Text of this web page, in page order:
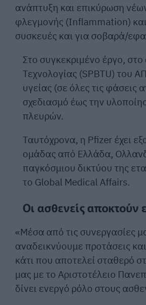
ανάπτυξη και επικύρωση
φλεγμονής (Inflammation)
συσκευές και για σοβαρά/
Στο συγκεκριμένο έργο,
Τεχνολογίας (SPBTU) του
υγείας (σε όλες τις
σχεδιασμό έως την
πλευρών.
Ταυτόχρονα, η Pfizer έχει
ομάδας από Ελλάδα,
παγκόσμιου δικτύου της
το Global Medical Affairs.
Οι ασθενείς αποκτούν
«Μέσα από τις συνεργασίες
αναδεικνύουμε προτάσεις
κάτι που αποτελεί σταθερό
μας με το Αριστοτέλειο
δίνει ενεργό ρόλο στους